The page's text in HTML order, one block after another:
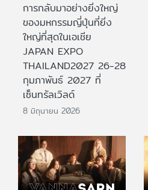
การกลับมาอย่างยิ่งใหญ่
ของมหกรรมญี่ปุ่นที่ยิ่ง
ใหญ่ที่สุดในเอเชีย
JAPAN EXPO
THAILAND2027 26-28
กุมภาพันธ์ 2027 ที่
เซ็นทรัลเวิลด์
8 มิถุนายน 2026